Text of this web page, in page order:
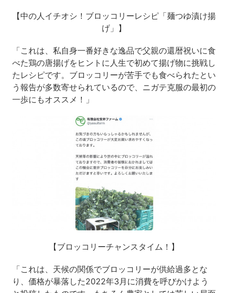
【中の人イチオシ！ブロッコリーレシピ「麺つゆ漬け揚
げ」】
「これは、私自身一番好きな逸品で父親の還暦祝いに食
べた鶏の唐揚げをヒントに人生で初めて揚げ物に挑戦し
たレシピです。ブロッコリーが苦手でも食べられたとい
う報告が多数寄せられているので、ニガテ克服の最初の
一歩にもオススメ！」
【ブロッコリーチャンスタイム！】
「これは、天候の関係でブロッコリーが供給過多とな
り、価格が暴落した2022年3月に消費を呼びかけよう